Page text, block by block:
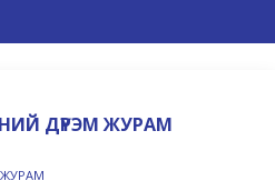
ДҮРЭМ ЖУРАМ